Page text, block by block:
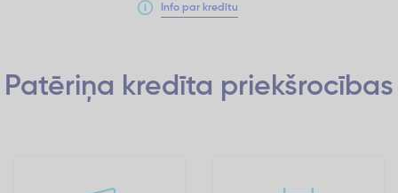
Info par kredītu
Patēriņa kredīta priekšrocības